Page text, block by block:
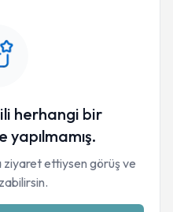
herhangi bir
ziyaret ettiysen görüş ve